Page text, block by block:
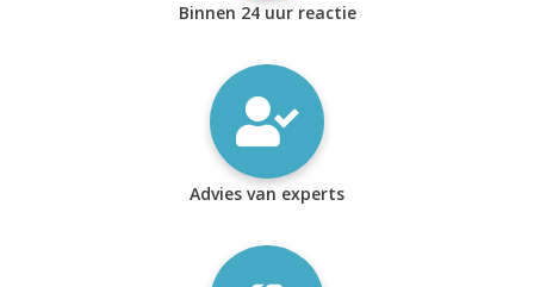
Binnen 24 uur reactie
Advies van experts